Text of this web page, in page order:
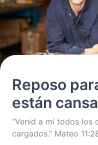
Reposo
están
“Venid a mí todos los
cargados.” Mateo